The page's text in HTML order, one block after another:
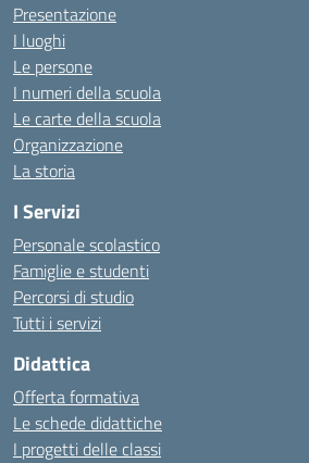
Presentazione
I luoghi
Le persone
I numeri della scuola
Le carte della scuola
Organizzazione
La storia
I Servizi
Personale scolastico
Famiglie e studenti
Percorsi di studio
Tutti i servizi
Didattica
Offerta formativa
Le schede didattiche
I progetti delle classi